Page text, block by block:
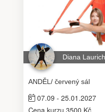
Diana
ANDĚL/ červený sál
07.09 - 25.01.2027
Cena kurzu 3500 Kč